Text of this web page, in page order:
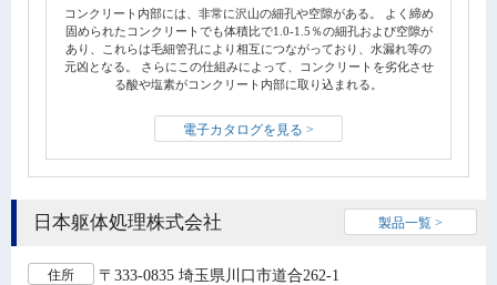
コンクリート内部には、非常に沢山の細孔や空隙がある。 よく締め
固められたコンクリートでも体積比で1.0‐1.5％の細孔および空隙が
あり、これらは毛細管孔により相互につながっており、水漏れ等の
元凶となる。 さらにこの仕組みによって、コンクリートを劣化させ
る酸や塩素がコンクリート内部に取り込まれる。
電子カタログを見る >
日本躯体処理株式会社 製品一覧 >
住所 〒333-0835 埼玉県川口市道合262-1